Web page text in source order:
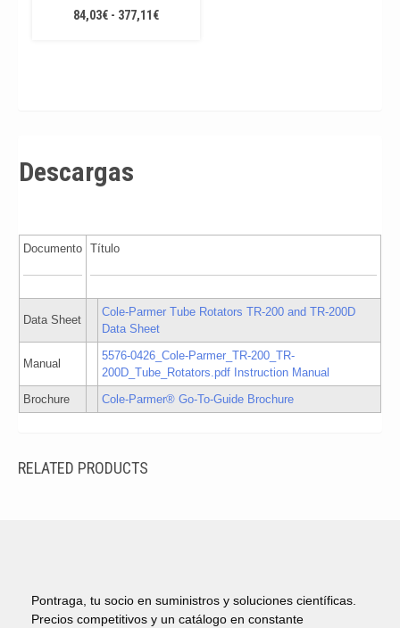
84,03€ - 377,11 €RANGO
Descargas
Documento Título
Data Sheet
Cole-Parmer Tube Rotators TR-200 and TR-200D
Data Sheet
Manual
5576-0426_Cole-Parmer_TR-200_TR-
200D_Tube_Rotators.pdf Instruction Manual
Brochure
Cole-Parmer® Go-To-Guide Brochure
RELATED PRODUCTS
Pontraga, tu socio en suministros y soluciones científicas.
Precios competitivos y un catálogo en constante